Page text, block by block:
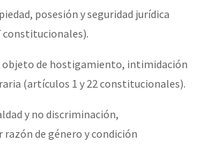
posesión y seguridad jurídica
constitucionales).
objeto de hostigamiento, intimidación
(artículos 1 y 22 constitucionales).
y no discriminación,
de género y condición